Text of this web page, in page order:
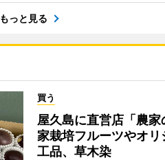
もっと見る
買う
屋久島に直営店「農
家栽培フルーツやオリ
工品、草木染